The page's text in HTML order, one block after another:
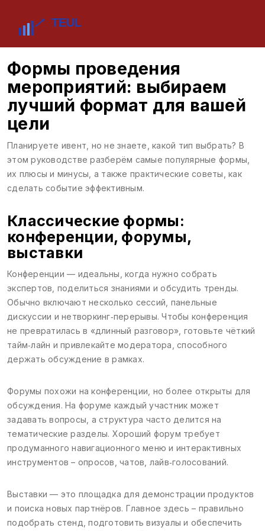
Формы проведения
мероприятий: выбираем
лучший формат для вашей
цели
Планируете ивент, но не знаете, какой тип выбрать? В
этом руководстве разберём самые популярные формы,
их плюсы и минусы, а также практические советы, как
сделать событие эффективным.
Классические формы:
конференции, форумы,
выставки
Конференции — идеальны, когда нужно собрать
экспертов, поделиться знаниями и обсудить тренды.
Обычно включают несколько сессий, панельные
дискуссии и нетворкинг‑перерывы. Чтобы конференция
не превратилась в «длинный разговор», готовьте чёткий
тайм‑лайн и привлекайте модератора, способного
держать обсуждение в рамках.
Форумы похожи на конференции, но более открыты для
обсуждения. На форуме каждый участник может
задавать вопросы, а структура часто делится на
тематические разделы. Хороший форум требует
продуманного навигационного меню и интерактивных
инструментов – опросов, чатов, лайв‑голосований.
Выставки — это площадка для демонстрации продуктов
и поиска новых партнёров. Главное здесь – правильно
подобрать стенд, подготовить визуалы и обеспечить